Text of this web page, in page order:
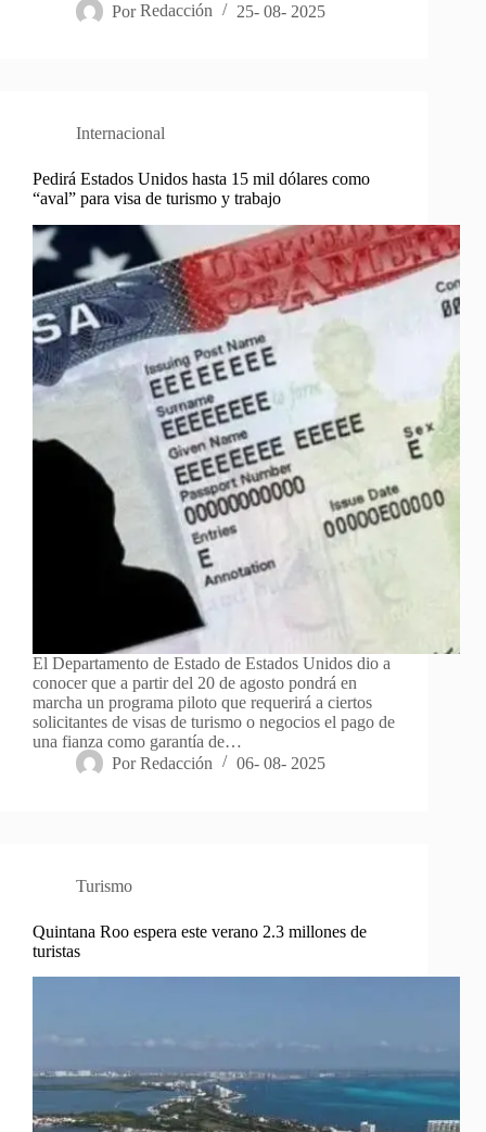
Por Redacción 25- 08- 2025
Internacional
Pedirá Estados Unidos hasta 15 mil dólares como
“aval” para visa de turismo y trabajo
El Departamento de Estado de Estados Unidos dio a
conocer que a partir del 20 de agosto pondrá en
marcha un programa piloto que requerirá a ciertos
solicitantes de visas de turismo o negocios el pago de
una fianza como garantía de…
Por Redacción 06- 08- 2025
Turismo
Quintana Roo espera este verano 2.3 millones de
turistas